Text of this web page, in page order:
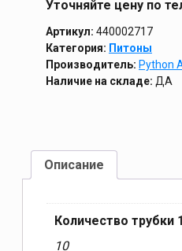
Уточняйте цену по
Артикул: 440002717
Категория: Питоны
Производитель: Python
Наличие на складе: ДА
Описание
Количество трубки 1
10